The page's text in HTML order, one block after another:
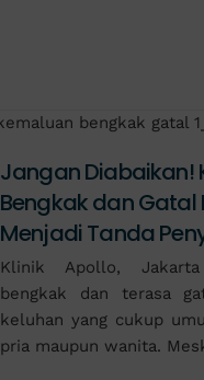
Jangan Diabaikan!
Bengkak dan Gatal
Menjadi Tanda
Klinik Apollo,
bengkak dan terasa
keluhan yang cukup
pria maupun wanita.